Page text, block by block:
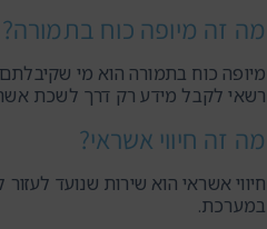
מה זה מיופה כוח בתמורה?
מיופה כוח בתמורה הוא מי
רשאי לקבל מידע רק דרך לשכת
מה זה חיווי אשראי?
חיווי אשראי הוא שירות שנועד
במערכת.